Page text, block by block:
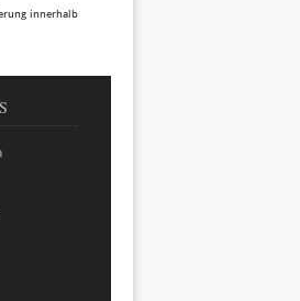
innerhalb